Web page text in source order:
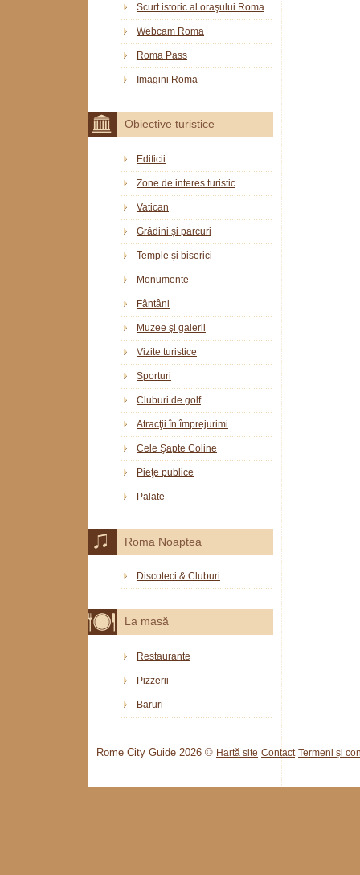
Scurt istoric al oraşului Roma
Webcam Roma
Roma Pass
Imagini Roma
Obiective turistice
Edificii
Zone de interes turistic
Vatican
Grădini și parcuri
Temple și biserici
Monumente
Fântâni
Muzee şi galerii
Vizite turistice
Sporturi
Cluburi de golf
Atracţii în împrejurimi
Cele Şapte Coline
Pieţe publice
Palate
Roma Noaptea
Discoteci & Cluburi
La masă
Restaurante
Pizzerii
Baruri
Rome City Guide 2026 © Hartă site Contact Termeni și